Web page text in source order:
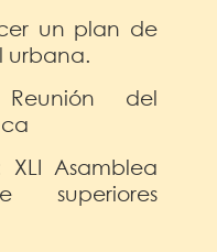
un plan de
urbana.
del
XLI Asamblea
superiores